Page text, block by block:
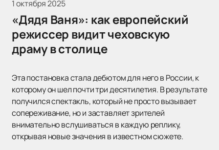
1 октября 2025
«Дядя Ваня»: как европейский
режиссер видит чеховскую
драму в столице
Эта постановка стала дебютом для него в России, к
которому он шел почти три десятилетия. В результате
получился спектакль, который не просто вызывает
сопереживание, но и заставляет зрителей
внимательно вслушиваться в каждую реплику,
открывая новые значения в известном сюжете.